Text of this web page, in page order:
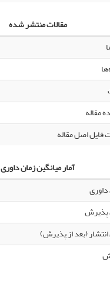
مقالات منتشر شده
مقاله
فایل اصل مقاله
آمار میانگین زمان داوری
پذیرش
(بعد از پذیرش)